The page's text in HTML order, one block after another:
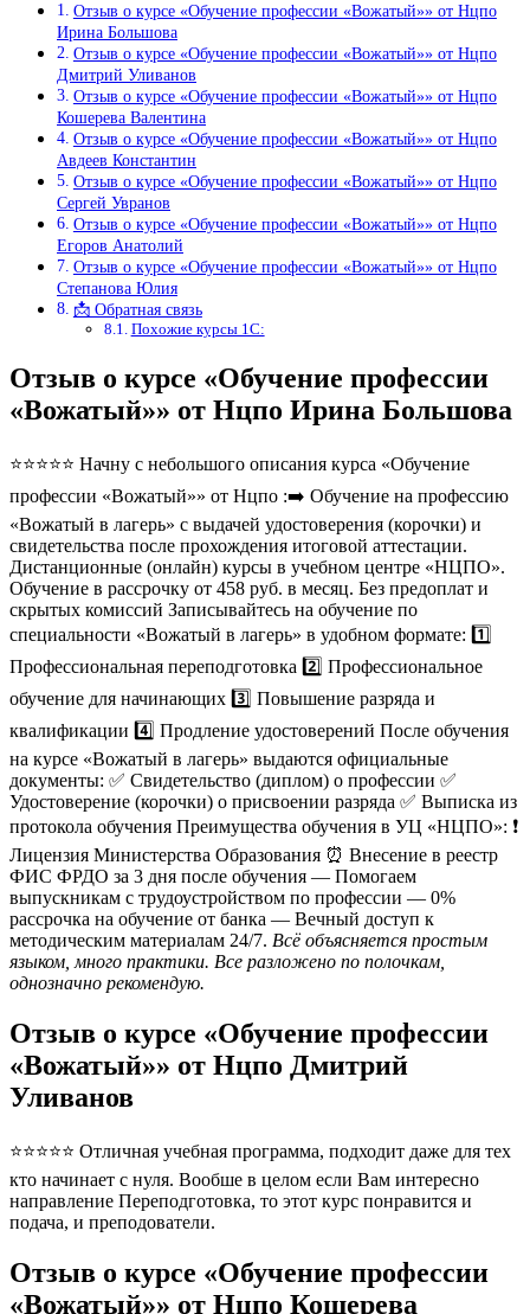
Отзыв о курсе «Обучение профессии «Вожатый»» от Нцпо
Ирина Большова
Отзыв о курсе «Обучение профессии «Вожатый»» от Нцпо
Дмитрий Уливанов
Отзыв о курсе «Обучение профессии «Вожатый»» от Нцпо
Кошерева Валентина
Отзыв о курсе «Обучение профессии «Вожатый»» от Нцпо
Авдеев Константин
Отзыв о курсе «Обучение профессии «Вожатый»» от Нцпо
Сергей Увранов
Отзыв о курсе «Обучение профессии «Вожатый»» от Нцпо
Егоров Анатолий
Отзыв о курсе «Обучение профессии «Вожатый»» от Нцпо
Степанова Юлия
📩 Обратная связь
Похожие курсы 1С:
Отзыв о курсе «Обучение профессии
«Вожатый»» от Нцпо Ирина Большова
⭐⭐⭐⭐⭐ Начну с небольшого описания курса «Обучение
профессии «Вожатый»» от Нцпо :➡️ Обучение на профессию
«Вожатый в лагерь» с выдачей удостоверения (корочки) и
свидетельства после прохождения итоговой аттестации.
Дистанционные (онлайн) курсы в учебном центре «НЦПО».
Обучение в рассрочку от 458 руб. в месяц. Без предоплат и
скрытых комиссий Записывайтесь на обучение по
специальности «Вожатый в лагерь» в удобном формате: 1️⃣
Профессиональная переподготовка 2️⃣ Профессиональное
обучение для начинающих 3️⃣ Повышение разряда и
квалификации 4️⃣ Продление удостоверений После обучения
на курсе «Вожатый в лагерь» выдаются официальные
документы: ✅ Свидетельство (диплом) о профессии ✅
Удостоверение (корочки) о присвоении разряда ✅ Выписка из
протокола обучения Преимущества обучения в УЦ «НЦПО»: ❗️
Лицензия Министерства Образования ⏰ Внесение в реестр
ФИС ФРДО за 3 дня после обучения — Помогаем
выпускникам с трудоустройством по профессии — 0%
рассрочка на обучение от банка — Вечный доступ к
методическим материалам 24/7. Всё объясняется простым
языком, много практики. Все разложено по полочкам,
однозначно рекомендую.
Отзыв о курсе «Обучение профессии
«Вожатый»» от Нцпо Дмитрий
Уливанов
⭐⭐⭐⭐⭐ Отличная учебная программа, подходит даже для тех
кто начинает с нуля. Вообше в целом если Вам интересно
направление Переподготовка, то этот курс понравится и
подача, и преподователи.
Отзыв о курсе «Обучение профессии
«Вожатый»» от Нцпо Кошерева